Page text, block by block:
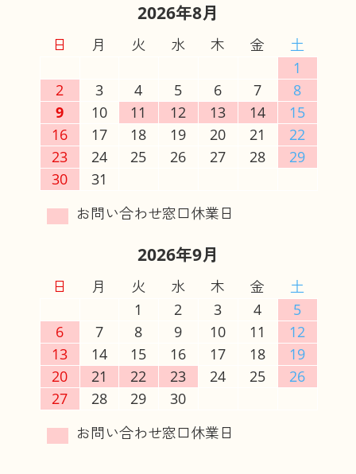
2026年8月
日 月 火 水 木 金
土
1
2
3 4 5 6 7
8
9
10 11 12 13 14
15
16
17 18 19 20 21
22
23
24 25 26 27 28
29
30
31
2026年9月
日 月 火 水 木 金
土
1
2 3 4
5
6
7 8 9 10 11
12
13
14 15 16 17 18
19
20
21 22 23 24 25
26
27
28 29 30